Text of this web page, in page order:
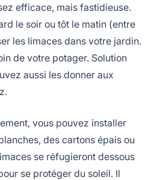
efficace, mais fastidieuse.
le soir ou tôt le matin (entre
les limaces dans votre jardin.
de votre potager. Solution
aussi les donner aux
vous pouvez installer
des cartons épais ou
se réfugieront dessous
se protéger du soleil. Il